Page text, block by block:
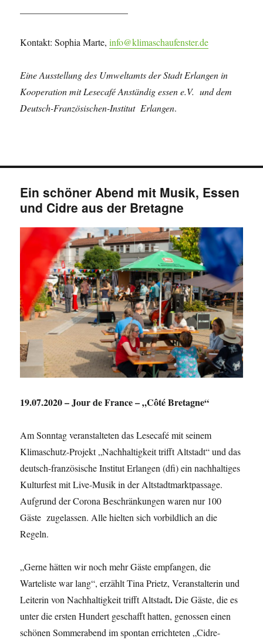
Kontakt: Sophia Marte,info@klimaschaufenster.de
Eine Ausstellung des Umweltamts der Stadt Erlangen in
Kooperation mit Lesecafé Anständig essen e.V. und dem
Deutsch-Französischen-Institut Erlangen.
Ein schöner Abend mit Musik, Essen
und Cidre aus der Bretagne
19.07.2020 – Jour de France – „Côté Bretagne“
Am Sonntag veranstalteten das Lesecafé mit seinem
Klimaschutz-Projekt „Nachhaltigkeit trifft Altstadt“ und das
deutsch-französische Institut Erlangen (dfi) ein nachhaltiges
Kulturfest mit Live-Musik in der Altstadtmarktpassage.
Aufgrund der Corona Beschränkungen waren nur 100
Gäste zugelassen. Alle hielten sich vorbildlich an die
Regeln.
„Gerne hätten wir noch mehr Gäste empfangen, die
Warteliste war lang“, erzählt Tina Prietz, Veranstalterin und
Leiterin von Nachhaltigkeit trifft Altstadt.Die Gäste, die es
unter die ersten Hundert geschafft hatten, genossen einen
schönen Sommerabend im spontan errichteten „Cidre-